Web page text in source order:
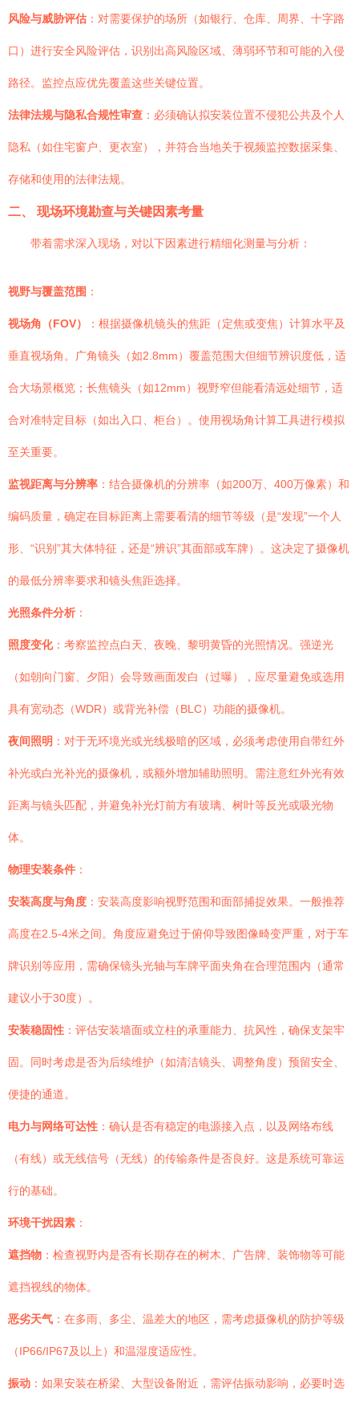
风险与威胁评估 ：对需要保护的场所（如银行、仓库、周界、十字路
口）进行安全风险评估，识别出高风险区域、薄弱环节和可能的入侵
路径。监控点应优先覆盖这些关键位置。
法律法规与隐私合规性审查 ：必须确认拟安装位置不侵犯公共及个人
隐私（如住宅窗户、更衣室），并符合当地关于视频监控数据采集、
存储和使用的法律法规。
二、 现场环境勘查与关键因素考量
带着需求深入现场，对以下因素进行精细化测量与分析：
视野与覆盖范围 ：
视场角（FOV） ：根据摄像机镜头的焦距（定焦或变焦）计算水平及
垂直视场角。广角镜头（如2.8mm）覆盖范围大但细节辨识度低，适
合大场景概览；长焦镜头（如12mm）视野窄但能看清远处细节，适
合对准特定目标（如出入口、柜台）。使用视场角计算工具进行模拟
至关重要。
监视距离与分辨率 ：结合摄像机的分辨率（如200万、400万像素）和
编码质量，确定在目标距离上需要看清的细节等级（是“发现”一个人
形、“识别”其大体特征，还是“辨识”其面部或车牌）。这决定了摄像机
的最低分辨率要求和镜头焦距选择。
光照条件分析 ：
照度变化：考察监控点白天、夜晚、黎明黄昏的光照情况。强逆光
（如朝向门窗、夕阳）会导致画面发白（过曝），应尽量避免或选用
具有宽动态（WDR）或背光补偿（BLC）功能的摄像机。
夜间照明 ：对于无环境光或光线极暗的区域，必须考虑使用自带红外
补光或白光补光的摄像机，或额外增加辅助照明。需注意红外光有效
距离与镜头匹配，并避免补光灯前方有玻璃、树叶等反光或吸光物
体。
物理安装条件 ：
安装高度与角度 ：安装高度影响视野范围和面部捕捉效果。一般推荐
高度在2.5-4米之间。角度应避免过于俯仰导致图像畸变严重，对于车
牌识别等应用，需确保镜头光轴与车牌平面夹角在合理范围内（通常
建议小于30度）。
安装稳固性 ：评估安装墙面或立柱的承重能力、抗风性，确保支架牢
固。同时考虑是否为后续维护（如清洁镜头、调整角度）预留安全、
便捷的通道。
电力与网络可达性 ：确认是否有稳定的电源接入点，以及网络布线
（有线）或无线信号（无线）的传输条件是否良好。这是系统可靠运
行的基础。
环境干扰因素 ：
遮挡物 ：检查视野内是否有长期存在的树木、广告牌、装饰物等可能
遮挡视线的物体。
恶劣天气 ：在多雨、多尘、温差大的地区，需考虑摄像机的防护等级
（IP66/IP67及以上）和温湿度适应性。
振动 ：如果安装在桥梁、大型设备附近，需评估振动影响，必要时选